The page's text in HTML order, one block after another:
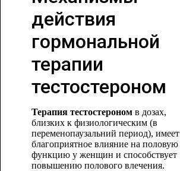
действия
гормональной
терапии
тестостероном
Терапия тестостерономв дозах,
близких к физиологическим (в
переменопаузальний период), имеет
благоприятное влияние на половую
функцию у женщин и способствует
повышению полового влечения.